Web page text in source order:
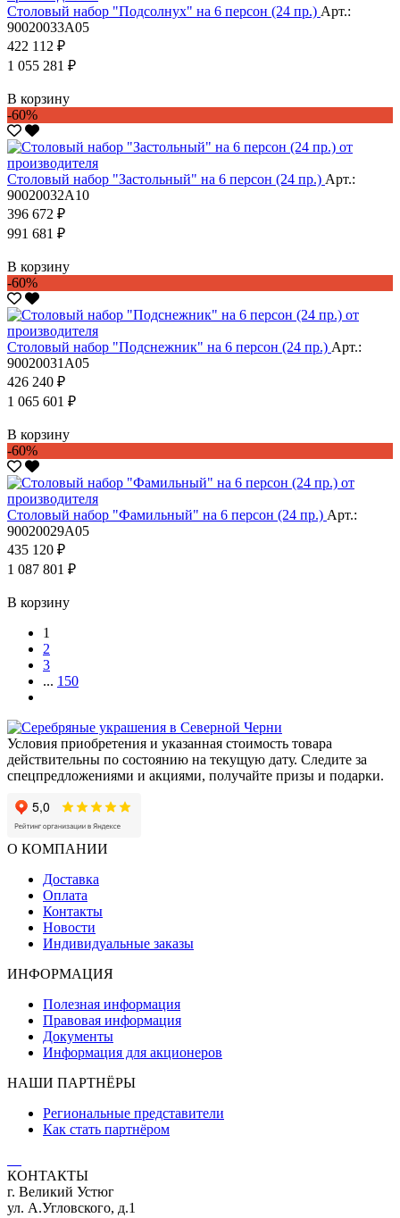
Столовый набор "Подсолнух" на 6 персон (24 пр.) Арт.:
90020033А05
422 112 ₽
1 055 281 ₽
В корзину
-60%
Столовый набор "Застольный" на 6 персон (24 пр.) Арт.:
90020032А10
396 672 ₽
991 681 ₽
В корзину
-60%
Столовый набор "Подснежник" на 6 персон (24 пр.) Арт.:
90020031А05
426 240 ₽
1 065 601 ₽
В корзину
-60%
Столовый набор "Фамильный" на 6 персон (24 пр.) Арт.:
90020029А05
435 120 ₽
1 087 801 ₽
В корзину
1
2
3
... 150
Условия приобретения и указанная стоимость товара
действительны по состоянию на текущую дату. Следите за
спецпредложениями и акциями, получайте призы и подарки.
О КОМПАНИИ
Доставка
Оплата
Контакты
Новости
Индивидуальные заказы
ИНФОРМАЦИЯ
Полезная информация
Правовая информация
Документы
Информация для акционеров
НАШИ ПАРТНЁРЫ
Региональные представители
Как стать партнёром
КОНТАКТЫ
г. Великий Устюг
ул. А.Угловского, д.1